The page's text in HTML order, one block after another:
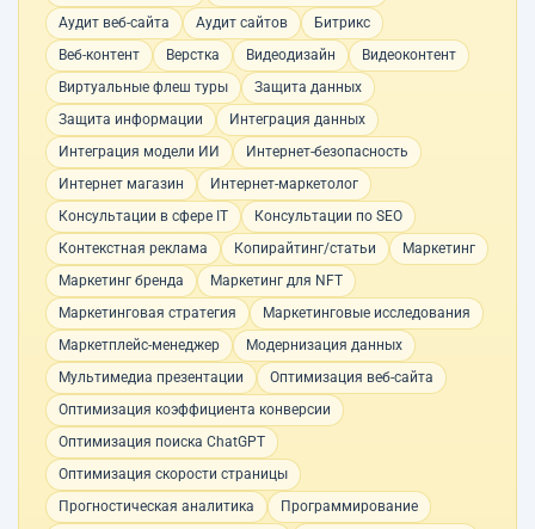
Аудит веб-сайта
Аудит сайтов
Битрикс
Веб-контент
Верстка Видеодизайн
Видеоконтент
Виртуальные флеш туры
Защита данных
Защита информации
Интеграция данных
Интеграция модели ИИ
Интернет-безопасность
Интернет магазин
Интернет-маркетолог
Консультации в сфере IT
Консультации по SEO
Контекстная реклама
Копирайтинг/статьи
Маркетинг
Маркетинг бренда
Маркетинг для NFT
Маркетинговая стратегия
Маркетинговые исследования
Маркетплейс-менеджер
Модернизация данных
Мультимедиа презентации
Оптимизация веб-сайта
Оптимизация коэффициента конверсии
Оптимизация поиска ChatGPT
Оптимизация скорости страницы
Прогностическая аналитика
Программирование